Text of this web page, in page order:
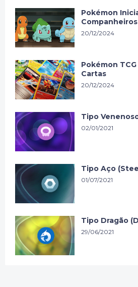
Pokémon
20/12/2024
Pokémon
Cartas
20/12/2024
Tipo
02/01/2021
Tipo Aço
01/07/2021
Tipo Dragão
29/06/2021